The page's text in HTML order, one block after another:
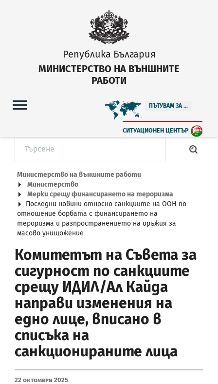
Република България
МИНИСТЕРСТВО НА ВЪНШНИТЕ
РАБОТИ
ПЪТУВАМ ЗА ...
СИТУАЦИОНЕН ЦЕНТЪР
Министерство на външните работи
Министерство
Мерки срещу финансирането на тероризма
Последни новини относно санкциите на ООН по
отношение борбата с финансирането на
тероризма и разпространението на оръжия за
масово унищожение
Комитетът на Съвета за
сигурност по санкциите
срещу ИДИЛ/Ал Кайда
направи изменения на
едно лице, вписано в
списъка на
санкционираните лица
22 Октомври 2025